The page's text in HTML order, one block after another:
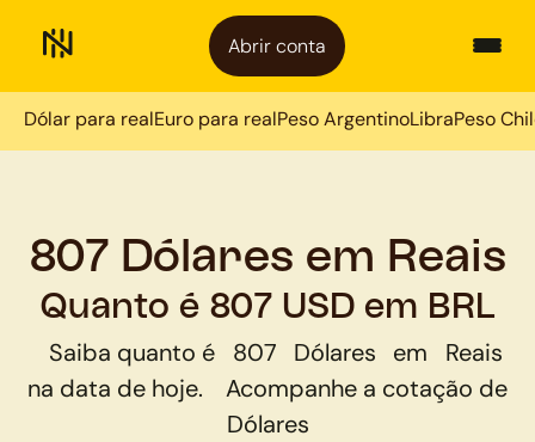
Abrir conta
Dólar para realEuro para realPeso ArgentinoLibraPeso
807 Dólares em Reais
Quanto é 807 USD em BRL
Saiba quanto é 807 Dólares em
Reais
na data de hoje.
Acompanhe a cotação de
Dólares